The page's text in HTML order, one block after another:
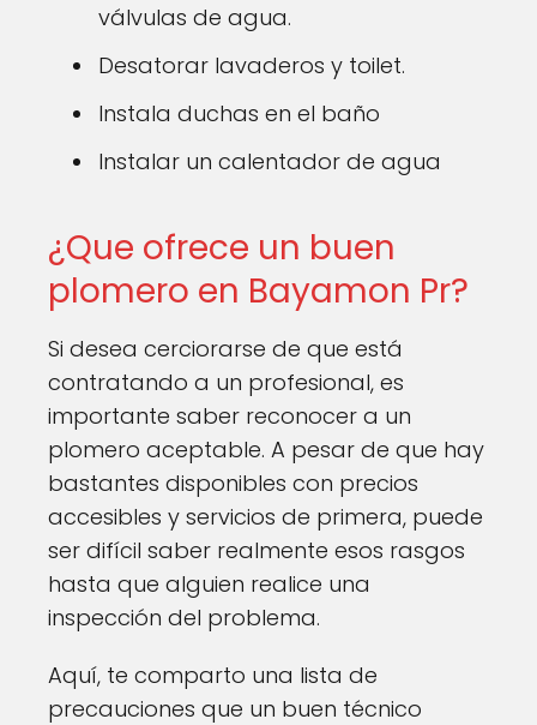
válvulas de agua.
Desatorar lavaderos y toilet.
Instala duchas en el baño
Instalar un calentador de agua
¿Que ofrece un buen
plomero en Bayamon Pr?
Si desea cerciorarse de que está
contratando a un profesional, es
importante saber reconocer a un
plomero aceptable. A pesar de que hay
bastantes disponibles con precios
accesibles y servicios de primera, puede
ser difícil saber realmente esos rasgos
hasta que alguien realice una
inspección del problema.
Aquí, te comparto una lista de
precauciones que un buen técnico